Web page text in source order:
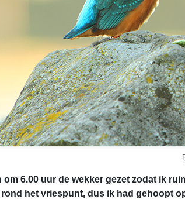
om 6.00 uur de wekker gezet zodat ik
het vriespunt, dus ik had gehoopt